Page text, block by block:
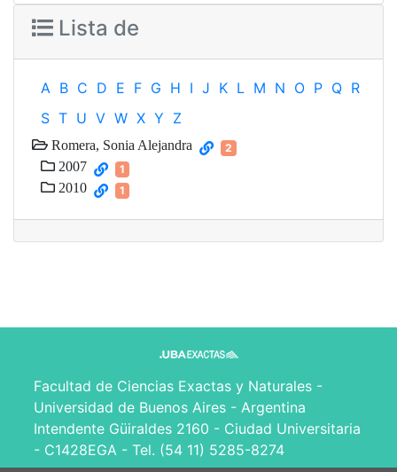
Lista de
A B C D E F G H I J K L M N O P Q R
S T U V W X Y Z
Romera, Sonia Alejandra 2
2007 1
2010 1
Facultad de Ciencias Exactas y Naturales -
Universidad de Buenos Aires - Argentina
Intendente Güiraldes 2160 - Ciudad Universitaria
- C1428EGA - Tel. (54 11) 5285-8274